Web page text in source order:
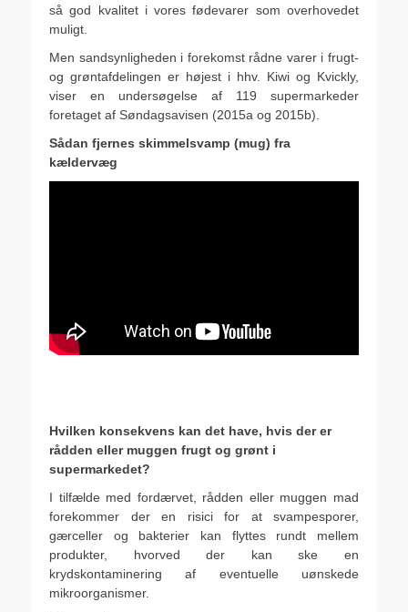
så god kvalitet i vores fødevarer som overhovedet
muligt.
Men sandsynligheden i forekomst rådne varer i frugt-
og grøntafdelingen er højest i hhv. Kiwi og Kvickly,
viser en undersøgelse af 119 supermarkeder
foretaget af Søndagsavisen (2015a og 2015b).
Sådan fjernes skimmelsvamp (mug) fra
kældervæg
Hvilken konsekvens kan det have, hvis der er
rådden eller muggen frugt og grønt i
supermarkedet?
I tilfælde med fordærvet, rådden eller muggen mad
forekommer der en risici for at svampesporer,
gærceller og bakterier kan flyttes rundt mellem
produkter, hvorved der kan ske en
krydskontaminering af eventuelle uønskede
mikroorganismer.